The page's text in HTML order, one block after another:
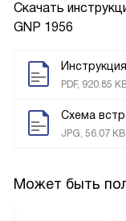
Скачать
GNP 1956
PDF, 920.85
Схема
JPG, 56.07 KB
Может быть